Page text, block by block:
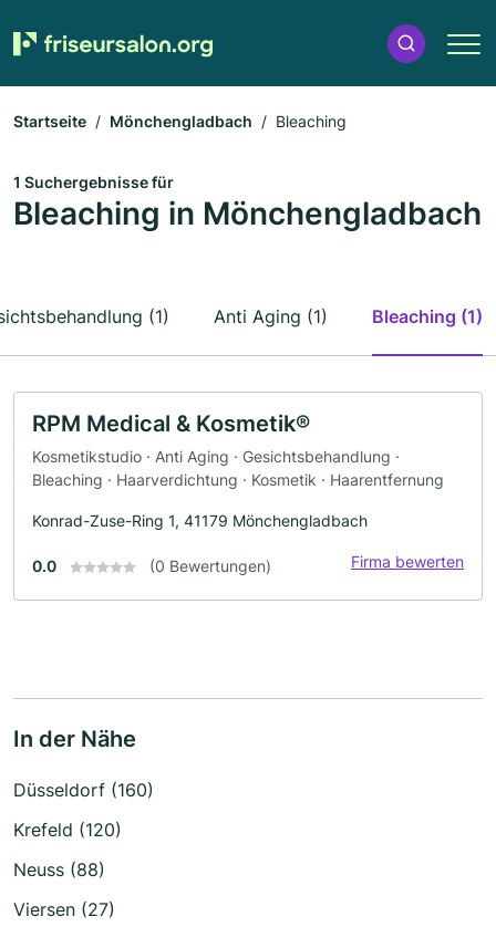
Startseite Mönchengladbach Bleaching
1 Suchergebnisse für
Bleaching in Mönchengladbach
(1) Anti Aging (1) Bleaching (1)
RPM Medical & Kosmetik®
Kosmetikstudio · Anti Aging · Gesichtsbehandlung ·
Bleaching · Haarverdichtung · Kosmetik · Haarentfernung
Konrad-Zuse-Ring 1, 41179 Mönchengladbach
0.0 (0 Bewertungen) Firma bewerten
In der Nähe
Düsseldorf (160)
Krefeld (120)
Neuss (88)
Viersen (27)